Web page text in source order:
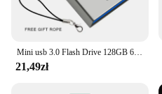
Mini usb 3.0 Flash Drive 128GB 64GB 32GB szybki usb флэш-накопители pamięć Flash USB3.0 Stick mały dysk u.
21,49zł